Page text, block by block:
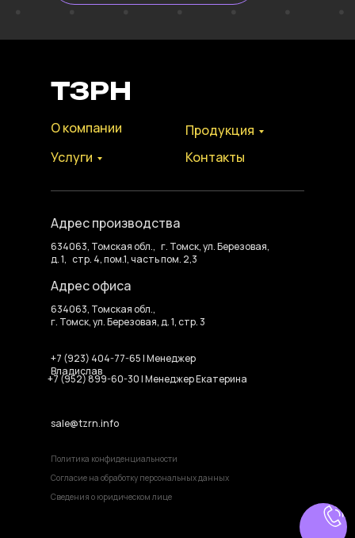
ТЗРН
Политика конфиденциальности
Согласие на обработку персональных данных
Сведения о юридическом лице
Услуги
Продукция
О компании
Контакты
Адрес производства
634063, Томская обл., г. Томск, ул. Березовая,
д. 1, стр. 4, пом.1, часть пом. 2,3
Адрес офиса
634063, Томская обл.,
г. Томск, ул. Березовая, д. 1, стр. 3
+7 (923) 404-77-65 | Менеджер
Владислав
+7 (952) 899-60-30 | Менеджер Екатерина
sale@tzrn.info